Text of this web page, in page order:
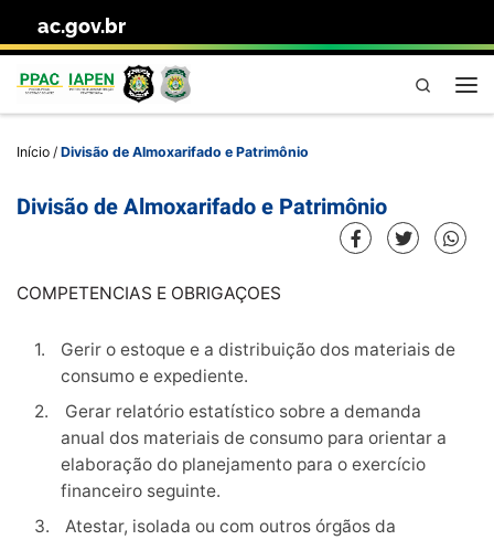
Skip to content
ac.gov.br
Pesquisa
Início / Divisão de Almoxarifado e Patrimônio
Divisão de Almoxarifado e Patrimônio
COMPETENCIAS E OBRIGAÇOES
Gerir o estoque e a distribuição dos materiais de
consumo e expediente.
Gerar relatório estatístico sobre a demanda
anual dos materiais de consumo para orientar a
elaboração do planejamento para o exercício
financeiro seguinte.
Atestar, isolada ou com outros órgãos da